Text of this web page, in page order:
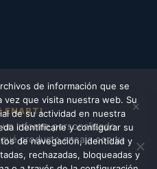
×
ENARTI
un informe personalizado
producto encaja con tu
de información que se
vez que visita nuestra web. Su
de su actividad en nuestra
identificarle y configurar su
de navegación, identidad y
rechazadas, bloqueadas y